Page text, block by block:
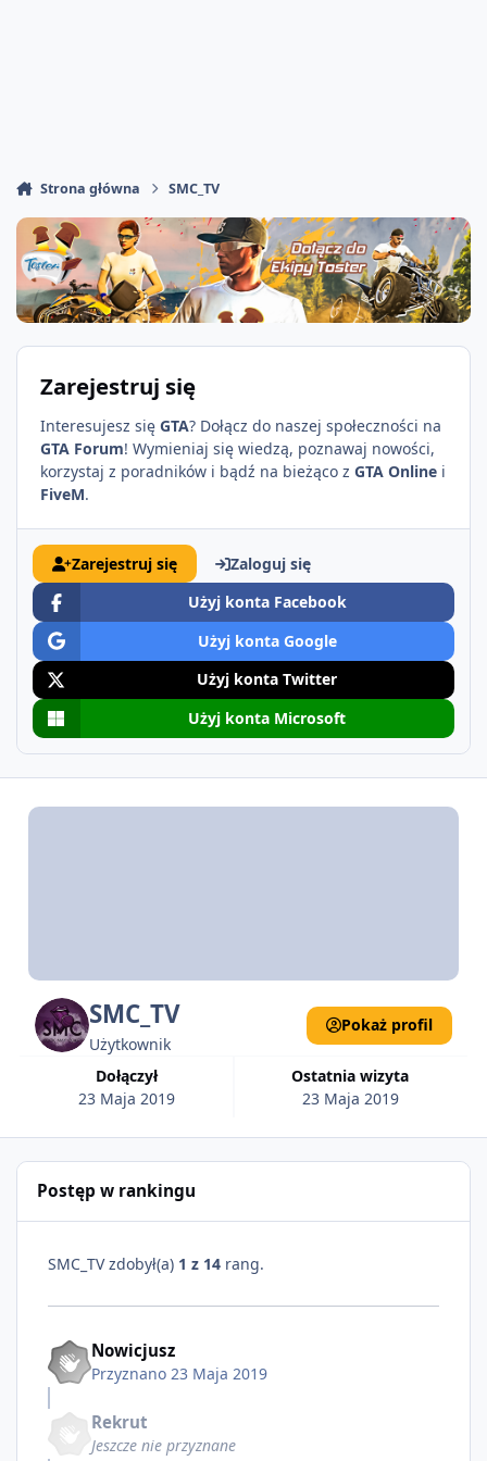
Strona główna SMC_TV
Zarejestruj się
Interesujesz się GTA? Dołącz do naszej społeczności na
GTA Forum! Wymieniaj się wiedzą, poznawaj nowości,
korzystaj z poradników i bądź na bieżąco z GTA Online i
FiveM.
Zarejestruj się
Zaloguj się
Użyj konta Facebook
Użyj konta Google
Użyj konta Twitter
Użyj konta Microsoft
SMC_TV
Użytkownik
Dołączył
23 Maja 2019
Ostatnia wizyta
23 Maja 2019
Pokaż profil
Postęp w rankingu
SMC_TV zdobył(a) 1 z 14 rang.
Nowicjusz
Przyznano 23 Maja 2019
Rekrut
Jeszcze nie przyznane